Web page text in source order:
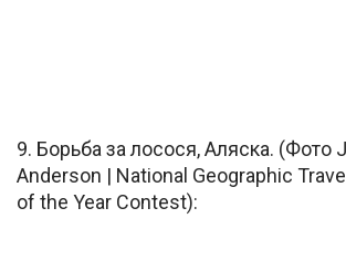
9. Борьба за лосося, Аляска. (Фото
Anderson | National Geographic
of the Year Contest):